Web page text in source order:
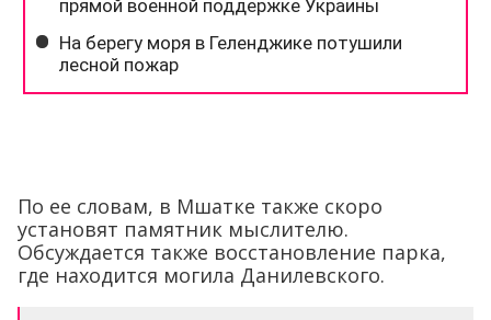
По ее словам, в Мшатке также скоро
установят памятник мыслителю.
Обсуждается также восстановление парка,
где находится могила Данилевского.